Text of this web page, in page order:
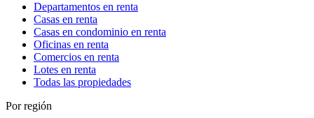
Departamentos en renta
Casas en renta
Casas en condominio en renta
Oficinas en renta
Comercios en renta
Lotes en renta
Todas las propiedades
Por región